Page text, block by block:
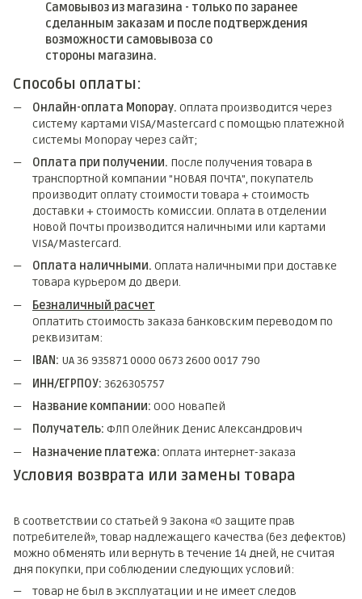
Самовывоз из магазина - только по заранее
сделанным заказам и после подтверждения
возможности самовывоза со
стороны магазина.
Способы оплаты:
Онлайн-оплата Monopay. Оплата производится через
систему картами VISA/Mastercard с помощью платежной
системы Monopay через сайт;
Оплата при получении. После получения товара в
транспортной компании "НОВАЯ ПОЧТА", покупатель
производит оплату стоимости товара + стоимость
доставки + стоимость комиссии. Оплата в отделении
Новой Почты производится наличными или картами
VISA/Mastercard.
Оплата наличными. Оплата наличными при доставке
товара курьером до двери.
Безналичный расчет
Оплатить стоимость заказа банковским переводом по
реквизитам:
IBAN: UA 36 935871 0000 0673 2600 0017 790
ИНН/ЕГРПОУ: 3626305757
Название компании: ООО НоваПей
Получатель: ФЛП Олейник Денис Александрович
Назначение платежа: Оплата интернет-заказа
Условия возврата или замены товара
В соответствии со статьей 9 Закона «О защите прав
потребителей», товар надлежащего качества (без дефектов)
можно обменять или вернуть в течение 14 дней, не считая
дня покупки, при соблюдении следующих условий:
товар не был в эксплуатации и не имеет следов